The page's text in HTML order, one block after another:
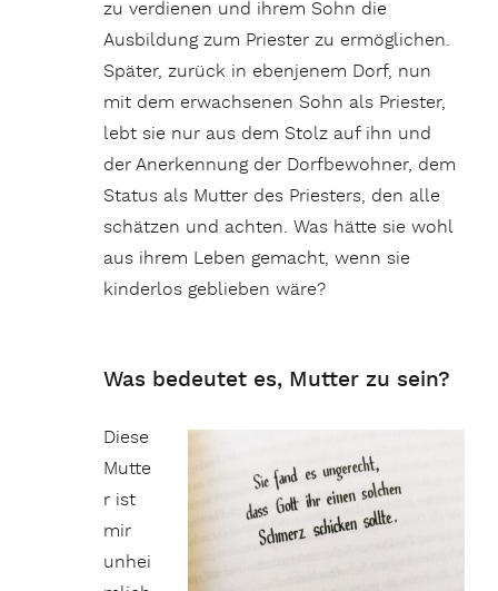
zu verdienen und ihrem Sohn die
Ausbildung zum Priester zu ermöglichen.
Später, zurück in ebenjenem Dorf, nun
mit dem erwachsenen Sohn als Priester,
lebt sie nur aus dem Stolz auf ihn und
der Anerkennung der Dorfbewohner, dem
Status als Mutter des Priesters, den alle
schätzen und achten. Was hätte sie wohl
aus ihrem Leben gemacht, wenn sie
kinderlos geblieben wäre?
Was bedeutet es, Mutter zu sein?
Diese
Mutte
r ist
mir
unhei